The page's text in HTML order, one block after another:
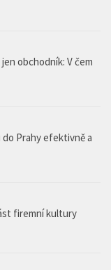
obchodník: V čem
Prahy efektivně a
firemní kultury